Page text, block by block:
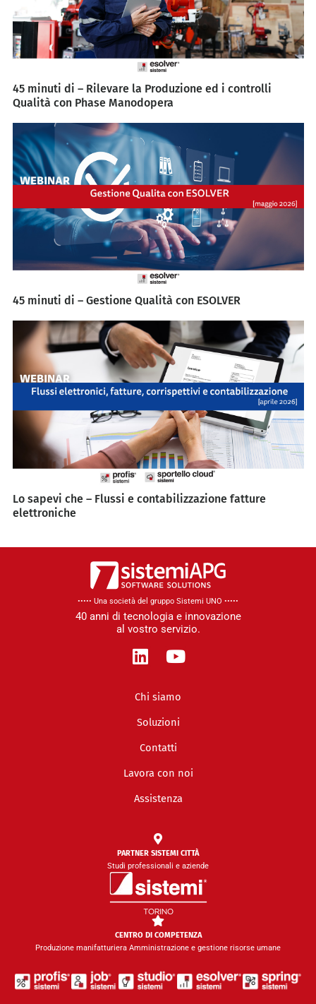
45 minuti di – Rilevare la Produzione ed i controlli
Qualità con Phase Manodopera
45 minuti di – Gestione Qualità con ESOLVER
Lo sapevi che – Flussi e contabilizzazione fatture
elettroniche
••••• Una società del gruppo Sistemi UNO​ •••••
40 anni di tecnologia e innovazione
al vostro servizio.
L
i
n
k
e
d
n
Y
t
u
b
Chi siamo
Soluzioni
Contatti
Lavora con noi
Assistenza
PARTNER SISTEMI CITTÀ
Studi professionali e aziende
CENTRO DI COMPETENZA
Produzione manifatturiera Amministrazione e gestione risorse umane